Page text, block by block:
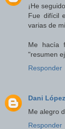
¡He
Fue difícil
varias de
Me hacía
"resumen
Responder
Dani López
Me alegro
Responder